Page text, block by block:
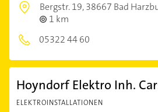
Bergstr. 19,38667 Bad
1 km
05322 44 60
Hoyndorf Elektro Inh.
ELEKTROINSTALLATIONEN